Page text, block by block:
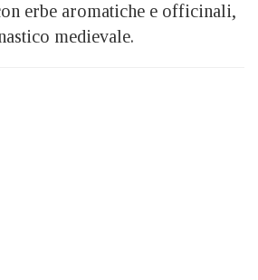
erbe aromatiche e officinali,
medievale.